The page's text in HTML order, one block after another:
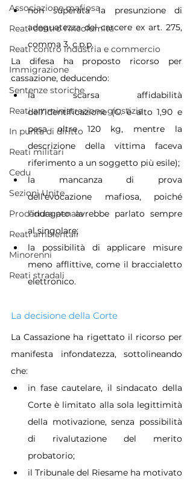
Associazione mafiosa
Reati contro l'incolumità
Reati contro industria e commercio
Immigrazione
Sentenze storiche
Reati amministrazione giustizia
In punta di diritto
Reati militari
Cedu
Sezioni Unite
Procedura penale
Reati ambientali
Minorenni
Reati stradali
non superata la presunzione di
adeguatezza del carcere ex art. 275,
comma 3, c.p.p.
La difesa ha proposto ricorso per
cassazione, deducendo:
la scarsa affidabilità
dell’identificazione (C. è alto 1,90 e
pesa oltre 120 kg, mentre la
descrizione della vittima faceva
riferimento a un soggetto più esile);
la mancanza di prova
dell’evocazione mafiosa, poiché
l’indagato avrebbe parlato sempre
al singolare;
la possibilità di applicare misure
meno afflittive, come il braccialetto
elettronico.
La decisione della Corte
La Cassazione ha rigettato il ricorso per
manifesta infondatezza, sottolineando
che:
in fase cautelare, il sindacato della
Corte è limitato alla sola legittimità
della motivazione, senza possibilità
di rivalutazione del merito
probatorio;
il Tribunale del Riesame ha motivato